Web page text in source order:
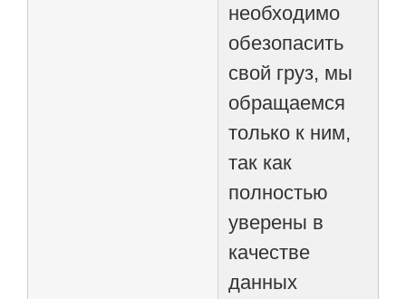
необходимо
обезопасить
свой груз, мы
обращаемся
только к ним,
так как
полностью
уверены в
качестве
данных